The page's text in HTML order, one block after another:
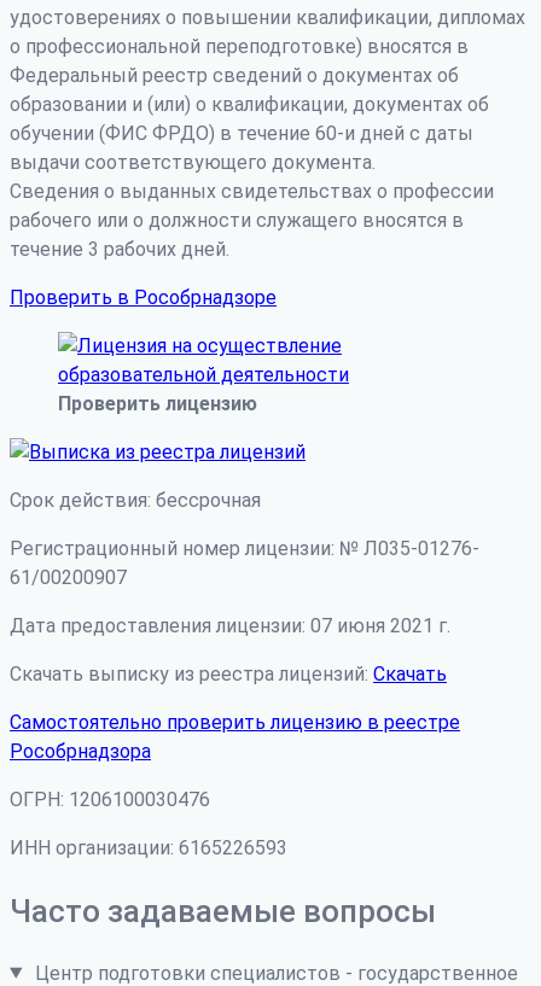
удостоверениях о повышении квалификации, дипломах
о профессиональной переподготовке) вносятся в
Федеральный реестр сведений о документах об
образовании и (или) о квалификации, документах об
обучении (ФИС ФРДО) в течение 60-и дней с даты
выдачи соответствующего документа.
Сведения о выданных свидетельствах о профессии
рабочего или о должности служащего вносятся в
течение 3 рабочих дней.
Проверить в Рособрнадзоре
Проверить лицензию
Срок действия: бессрочная
Регистрационный номер лицензии: № Л035-01276-
61/00200907
Дата предоставления лицензии: 07 июня 2021 г.
Скачать выписку из реестра лицензий: Скачать
Самостоятельно проверить лицензию в реестре
Рособрнадзора
ОГРН: 1206100030476
ИНН организации: 6165226593
Часто задаваемые вопросы
Центр подготовки специалистов - государственное